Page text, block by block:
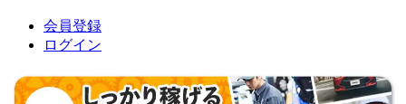
会員登録
ログイン